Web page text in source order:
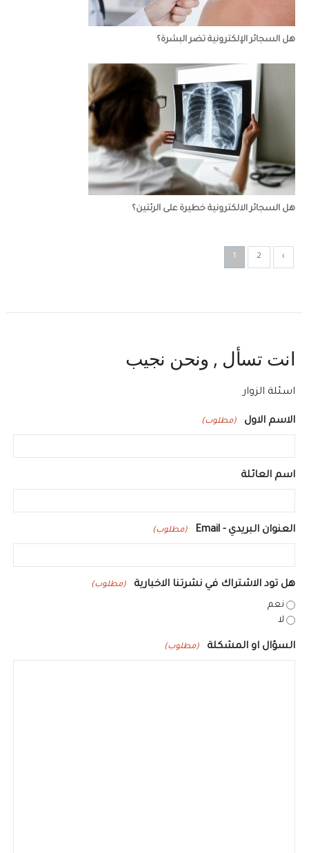
هل السجائر الإلكترونية تضر البشرة؟
هل السجائر الالكترونية خطيرة على الرئتين؟
2
انت تسأل , ونحن نجيب
اسئلة الزوار
الاسم الاول (مطلوب)
اسم العائلة
العنوان البريدي - Email (مطلوب)
هل تود الاشتراك في نشرتنا الاخبارية (مطلوب)
نعم
لا
السؤال او المشكلة (مطلوب)